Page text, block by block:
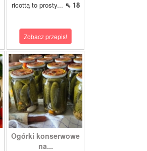
ricottą to prosty... ⇖ 18
Zobacz przepis!
Ogórki konserwowe
na...